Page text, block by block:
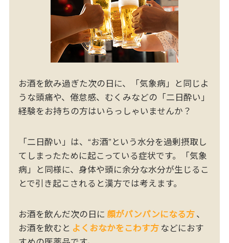
お酒を飲み過ぎた次の日に、「気象病」と同じよ
うな頭痛や、倦怠感、むくみなどの「二日酔い」
経験をお持ちの方はいらっしゃいませんか？
「二日酔い」は、“お酒”という水分を過剰摂取し
てしまったために起こっている症状です。「気象
病」と同様に、身体や頭に余分な水分が生じるこ
とで引き起こされると漢方では考えます。
お酒を飲んだ次の日に 顔がパンパンになる方、
お酒を飲むと よくおなかをこわす方 などにおす